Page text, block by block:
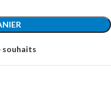
souhaits